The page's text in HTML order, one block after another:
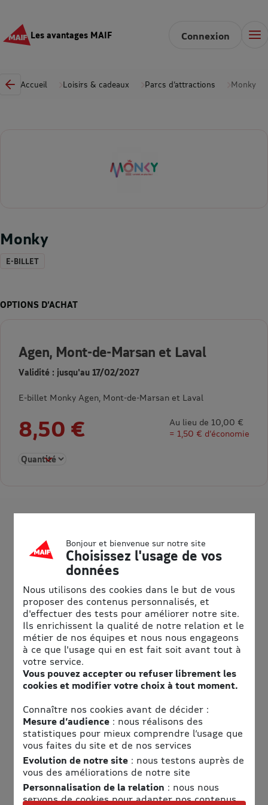
Les avantages MAIF Connexion
Accueil Loisirs & cadeaux Parcs d’attractions Monky
Monky
E-BILLET
OPTIONS D’ACHAT
Agen, Mont-de-Marsan et Laval
Validité : jusqu'au 17/02/2027
E-billet Monky Agen, Mont-de-Marsan et Laval
8,50 €
Au lieu de 10,00 €
= 1,50 € d’économie
Sélectionner la quantité pour Agen, Mont-de-Marsan et Laval
Informations pratiques
Horaires
Voir les horaires
Accès
Voir le plan d'accès
Des loisirs tous les jours, pour tous !
Agen
54 Chem. des Vignes
Laval
Bonjour et bienvenue sur notre site
Choisissez l'usage de vos
données
Nous utilisons des cookies dans le but de vous
proposer des contenus personnalisés, et
d'effectuer des tests pour améliorer notre site.
Ils enrichissent la qualité de notre relation et le
métier de nos équipes et nous nous engageons
à ce que l'usage qui en est fait soit avant tout à
votre service.
Vous pouvez accepter ou refuser librement les
cookies et modifier votre choix à tout moment.
Connaître nos cookies avant de décider :
Mesure d’audience: nous réalisons des
statistiques pour mieux comprendre l’usage que
vous faites du site et de nos services
Evolution de notre site: nous testons auprès de
vous des améliorations de notre site
Personnalisation de la relation : nous nous
servons de cookies pour adapter nos contenus